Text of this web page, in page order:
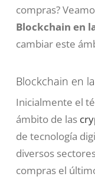
compras?
Blockchain en
cambiar este
Blockchain en
Inicialmente el
ámbito de las
de tecnología
diversos
compras el